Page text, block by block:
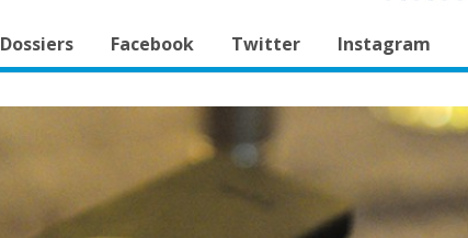
Dossiers Facebook Twitter Instagram